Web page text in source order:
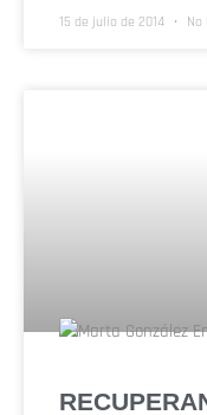
15 de julio de 2014